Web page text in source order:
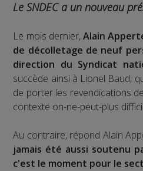
Le SNDEC a un nouveau
Le mois dernier,Alain
de décolletage de neuf
direction du Syndicat
succède ainsi à Lionel Baud,
de porter les revendications
contexte on-ne-peut-plus
Au contraire, répond Alain
jamais été aussi soutenu
c'est le moment pour le